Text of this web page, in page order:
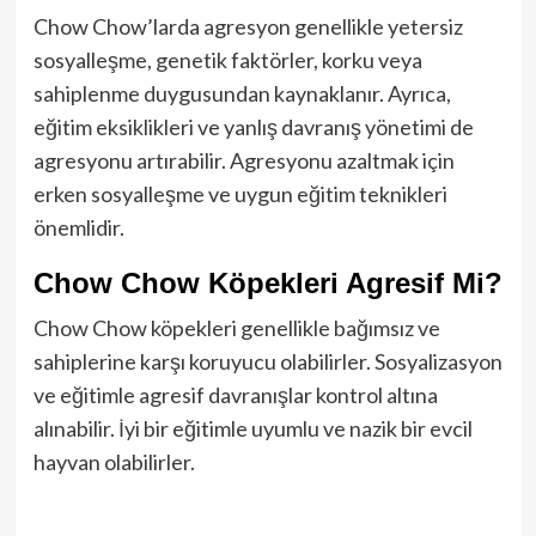
Chow Chow’larda agresyon genellikle yetersiz
sosyalleşme, genetik faktörler, korku veya
sahiplenme duygusundan kaynaklanır. Ayrıca,
eğitim eksiklikleri ve yanlış davranış yönetimi de
agresyonu artırabilir. Agresyonu azaltmak için
erken sosyalleşme ve uygun eğitim teknikleri
önemlidir.
Chow Chow Köpekleri Agresif Mi?
Chow Chow köpekleri genellikle bağımsız ve
sahiplerine karşı koruyucu olabilirler. Sosyalizasyon
ve eğitimle agresif davranışlar kontrol altına
alınabilir. İyi bir eğitimle uyumlu ve nazik bir evcil
hayvan olabilirler.